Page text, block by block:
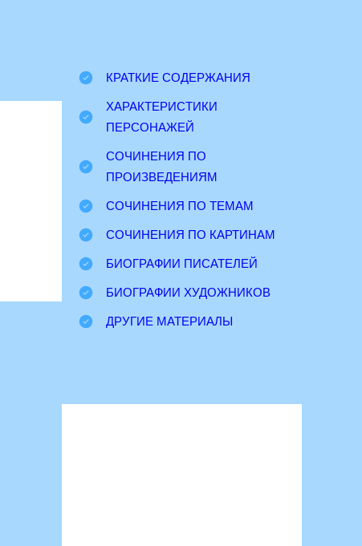
КРАТКИЕ СОДЕРЖАНИЯ
ХАРАКТЕРИСТИКИ
ПЕРСОНАЖЕЙ
СОЧИНЕНИЯ ПО
ПРОИЗВЕДЕНИЯМ
СОЧИНЕНИЯ ПО ТЕМАМ
СОЧИНЕНИЯ ПО КАРТИНАМ
БИОГРАФИИ ПИСАТЕЛЕЙ
БИОГРАФИИ ХУДОЖНИКОВ
ДРУГИЕ МАТЕРИАЛЫ